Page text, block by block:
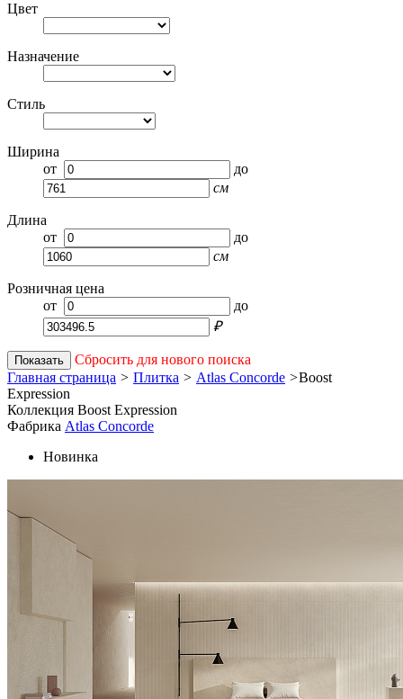
Цвет
Назначение
Стиль
Ширина
от
до
см
Длина
от
до
см
Розничная цена
от
до
₽
Показать
Сбросить для нового поиска
Главная страница > Плитка > Atlas Concorde >Boost
Expression
Коллекция Boost Expression
Фабрика Atlas Concorde
Новинка